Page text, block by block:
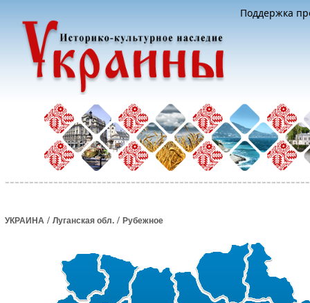
Поддержка
УКРАИНА / Луганская обл. / Рубежное